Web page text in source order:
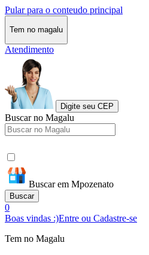
Pular para o conteudo principal
Tem no magalu
Atendimento
Digite seu CEP
Buscar no Magalu
Buscar em Mpozenato
Buscar
0
Boas vindas :)Entre ou Cadastre-se
Tem no Magalu